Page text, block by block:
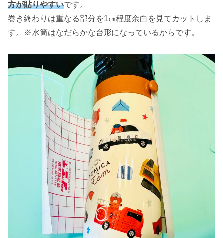
方が貼りやすいです。
巻き終わりは重なる部分を1㎝程度余白を見てカットしま
す。※水筒はなだらかな台形になっているからです。